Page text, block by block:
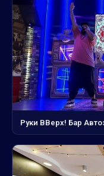
Руки ВВерх! Бар